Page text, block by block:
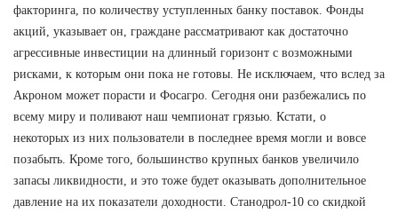
факторинга, по количеству уступленных банку поставок. Фонды
акций, указывает он, граждане рассматривают как достаточно
агрессивные инвестиции на длинный горизонт с возможными
рисками, к которым они пока не готовы. Не исключаем, что вслед за
Акроном может порасти и Фосагро. Сегодня они разбежались по
всему миру и поливают наш чемпионат грязью. Кстати, о
некоторых из них пользователи в последнее время могли и вовсе
позабыть. Кроме того, большинство крупных банков увеличило
запасы ликвидности, и это тоже будет оказывать дополнительное
давление на их показатели доходности. Станодрол-10 со скидкой